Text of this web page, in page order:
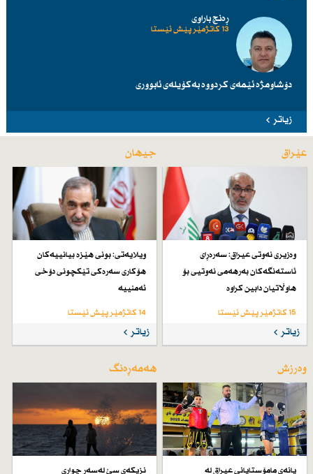
ڕەنج باراوی
13 کاتژمێر پێش ئێستا
دۆشاومژە ئێمەی کردووە بەکۆیلەی ئابووری
زیاتر
عێراق
وەزیری نەوتی عیراق: سەرەڕای
ئاستەنگەكان بەرهەمی نەوتیی بۆ
هاوڵاتیان دابین كراوە
15 کاتژمێر پێش ئێستا
زیاتر
جیهان
ویلایەتی: بونی هێزە بیانییەكان
هۆكاری سەرەكی تێكچونی دۆخی
ئەمنییە
14 کاتژمێر پێش ئێستا
زیاتر
وەرزش
یانەی مامۆستایانی عیراق لە
هەمەڕەنگ
نزیكەی سێ لەسەر چواری